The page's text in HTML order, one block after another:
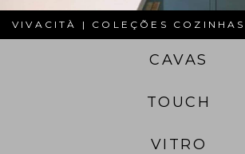
VIVACITÀ | COLEÇÕES COZINHAS
CAVAS
TOUCH
VITRO